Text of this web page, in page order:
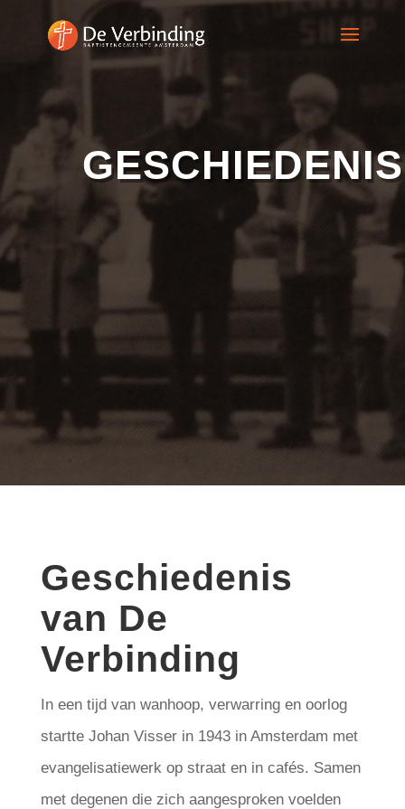
GESCHIEDENIS
Geschiedenis
van De
Verbinding
In een tijd van wanhoop, verwarring en oorlog
startte Johan Visser in 1943 in Amsterdam met
evangelisatiewerk op straat en in cafés. Samen
met degenen die zich aangesproken voelden